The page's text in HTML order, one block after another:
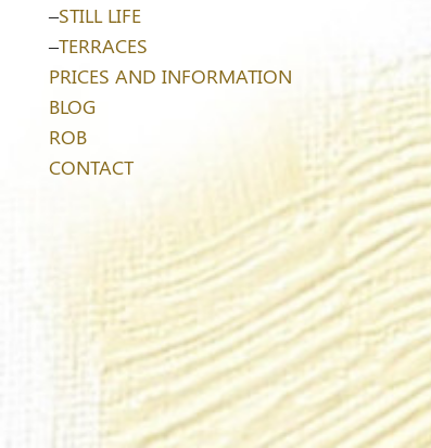
–STILL LIFE
–TERRACES
PRICES AND INFORMATION
BLOG
ROB
CONTACT